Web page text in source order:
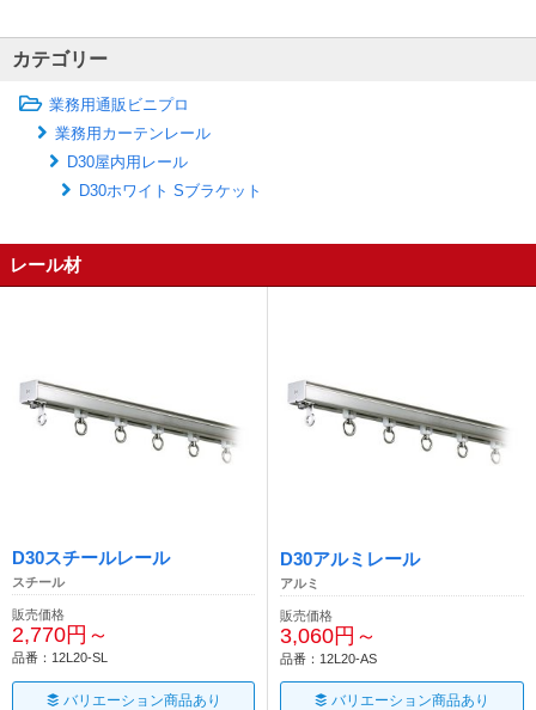
カテゴリー
業務用通販ビニプロ
業務用カーテンレール
D30屋内用レール
D30ホワイト Sブラケット
レール材
D30スチールレール
スチール
販売価格
2,770円～
品番：12L20-SL
バリエーション商品あり
D30アルミレール
アルミ
販売価格
3,060円～
品番：12L20-AS
バリエーション商品あり